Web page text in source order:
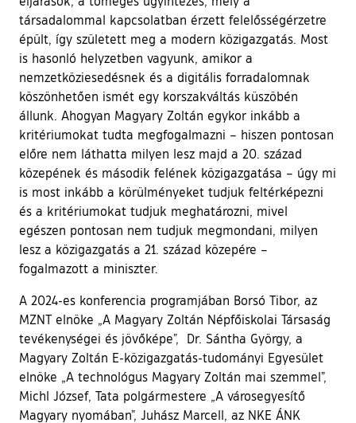
társadalommal kapcsolatban érzett felelősségérzetre
épült, így született meg a modern közigazgatás. Most
is hasonló helyzetben vagyunk, amikor a
nemzetköziesedésnek és a digitális forradalomnak
köszönhetően ismét egy korszakváltás küszöbén
állunk. Ahogyan Magyary Zoltán egykor inkább a
kritériumokat tudta megfogalmazni – hiszen pontosan
előre nem láthatta milyen lesz majd a 20. század
közepének és második felének közigazgatása – úgy mi
is most inkább a körülményeket tudjuk feltérképezni
és a kritériumokat tudjuk meghatározni, mivel
egészen pontosan nem tudjuk megmondani, milyen
lesz a közigazgatás a 21. század közepére –
fogalmazott a miniszter.
A 2024-es konferencia programjában Borsó Tibor, az
MZNT elnöke „A Magyary Zoltán Népfőiskolai Társaság
tevékenységei és jövőképe”, Dr. Sántha György, a
Magyary Zoltán E-közigazgatás-tudományi Egyesület
elnöke „A technológus Magyary Zoltán mai szemmel”,
Michl József, Tata polgármestere „A városegyesítő
Magyary nyomában”, Juhász Marcell, az NKE ÁNK